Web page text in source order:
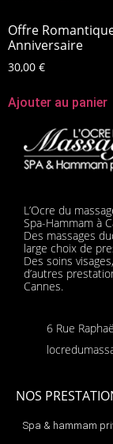
Offre
Anniversaire
30,00 €
Ajouter au panier
L’Ocre du
Spa-Hammam à
Des massages
large choix de
Des soins
d’autres
Cannes.
6 Rue
NOS
Spa & hammam